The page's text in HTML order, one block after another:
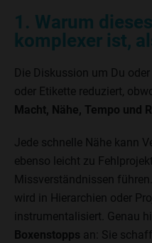
1. Warum
komplexer ist,
Die Diskussion um Du
oder Etikette reduziert,
Macht, Nähe, Tempo und
Jede schnelle Nähe kann
ebenso leicht zu
Missverständnissen
wird in Hierarchien oder
instrumentalisiert. Genau
Boxenstopps an: Sie